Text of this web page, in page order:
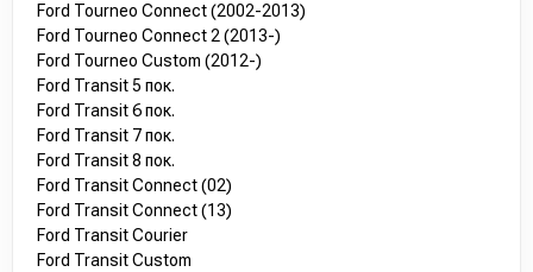
Ford Tourneo Connect (2002-2013)
Ford Tourneo Connect 2 (2013-)
Ford Tourneo Custom (2012-)
Ford Transit 5 пок.
Ford Transit 6 пок.
Ford Transit 7 пок.
Ford Transit 8 пок.
Ford Transit Connect (02)
Ford Transit Connect (13)
Ford Transit Courier
Ford Transit Custom